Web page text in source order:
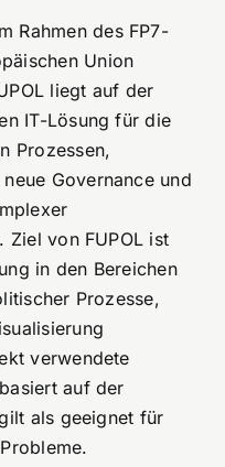
Rahmen des FP7-
Union
liegt auf der
IT-Lösung für die
Prozessen,
Governance und
Ziel von FUPOL ist
in den Bereichen
Prozesse,
verwendete
auf der
als geeignet für